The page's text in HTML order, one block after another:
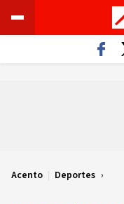
Acento | Deportes